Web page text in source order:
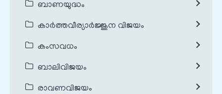
ബാണയുദ്ധം
കാർത്തവീര്യാർജ്ജുന വിജയം
കംസവധം
ബാലിവിജയം
രാവണവിജയം